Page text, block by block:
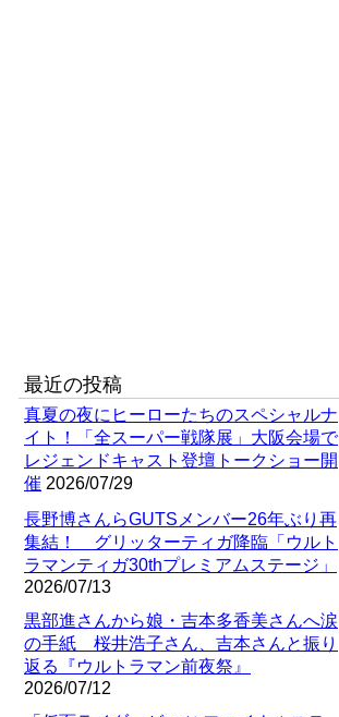
最近の投稿
真夏の夜にヒーローたちのスペシャルナ
イト！「全スーパー戦隊展」大阪会場で
レジェンドキャスト登壇トークショー開
催 2026/07/29
長野博さんらGUTSメンバー26年ぶり再
集結！ グリッターティガ降臨「ウルト
ラマンティガ30thプレミアムステージ」
2026/07/13
黒部進さんから娘・吉本多香美さんへ涙
の手紙 桜井浩子さん、吉本さんと振り
返る『ウルトラマン前夜祭』
2026/07/12